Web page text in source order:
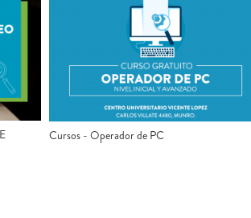
Cursos - Operador de PC